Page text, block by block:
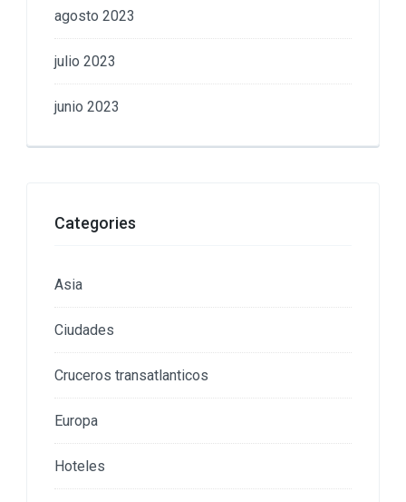
agosto 2023
julio 2023
junio 2023
Categories
Asia
Ciudades
Cruceros transatlanticos
Europa
Hoteles